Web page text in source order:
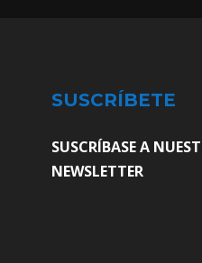
SUSCRÍBETE
SUSCRÍBASE A
NEWSLETTER